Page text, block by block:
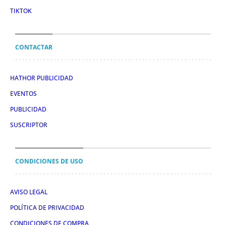
TIKTOK
CONTACTAR
HATHOR PUBLICIDAD
EVENTOS
PUBLICIDAD
SUSCRIPTOR
CONDICIONES DE USO
AVISO LEGAL
POLÍTICA DE PRIVACIDAD
CONDICIONES DE COMPRA